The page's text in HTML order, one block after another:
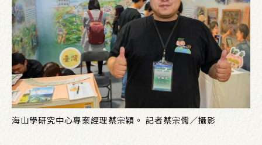
海山學研究中心專案經理蔡宗穎。 記者蔡宗儒／攝影